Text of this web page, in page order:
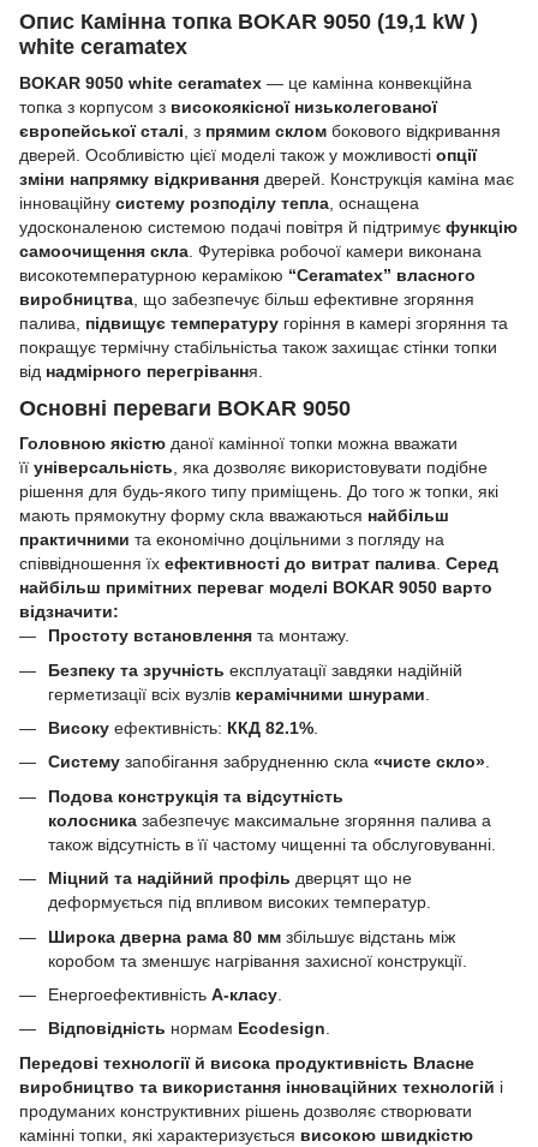
Опис Камінна топка BOKAR 9050 (19,1 kW )
white ceramatex
BOKAR 9050 white ceramatex — це камінна конвекційна
топка з корпусом з високоякісної низьколегованої
європейської сталі , з прямим склом бокового відкривання
дверей. Особливістю цієї моделі також у можливості опції
зміни напрямку відкривання дверей. Конструкція каміна має
інноваційну систему розподілу тепла , оснащена
удосконаленою системою подачі повітря й підтримує функцію
самоочищення скла . Футерівка робочої камери виконана
високотемпературною керамікою “Ceramatex” власного
виробництва , що забезпечує більш ефективне згоряння
палива, підвищує температуру горіння в камері згоряння та
покращує термічну стабільністьа також захищає стінки топки
від надмірного перегрівання.
Основні переваги BOKAR 9050
Головною якістю даної камінної топки можна вважати
її універсальність , яка дозволяє використовувати подібне
рішення для будь-якого типу приміщень. До того ж топки, які
мають прямокутну форму скла вважаються найбільш
практичними та економічно доцільними з погляду на
співвідношення їх ефективності до витрат палива Серед
найбільш примітних переваг моделі BOKAR 9050 варто
відзначити:
Простоту встановлення та монтажу.
Безпеку та зручність експлуатації завдяки надійній
герметизації всіх вузлів керамічними шнурами
Високу ефективність: ККД 82.1%
Систему запобігання забрудненню скла «чисте скло».
Подова конструкція та відсутність
колосника забезпечує максимальне згоряння палива а
також відсутність в її частому чищенні та обслуговуванні.
Міцний та надійний профіль дверцят що не
деформується під впливом високих температур.
Широка дверна рама 80 мм збільшує відстань між
коробом та зменшує нагрівання захисної конструкції.
Енергоефективність А-класу
Відповідність нормам Ecodesign.
Передові технології й висока продуктивність Власне
виробництво та використання інноваційних технологій і
продуманих конструктивних рішень дозволяє створювати
камінні топки, які характеризується високою швидкістю